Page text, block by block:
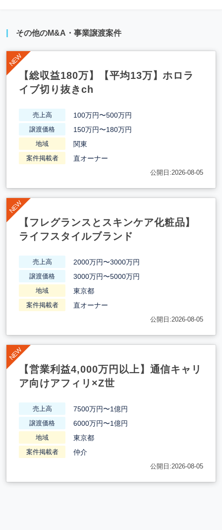
その他のM&A・事業譲渡案件
【総収益180万】【平均13万】ホロラ
イブ切り抜きch
売上高 100万円〜500万円
譲渡価格 150万円〜180万円
地域 関東
案件掲載者 直オーナー
公開日:2026-08-05
【フレグランスとスキンケア化粧品】
ライフスタイルブランド
売上高 2000万円〜3000万円
譲渡価格 3000万円〜5000万円
地域 東京都
案件掲載者 直オーナー
公開日:2026-08-05
【営業利益4,000万円以上】通信キャリ
ア向けアフィリ×Z世
売上高 7500万円〜1億円
譲渡価格 6000万円〜1億円
地域 東京都
案件掲載者 仲介
公開日:2026-08-05